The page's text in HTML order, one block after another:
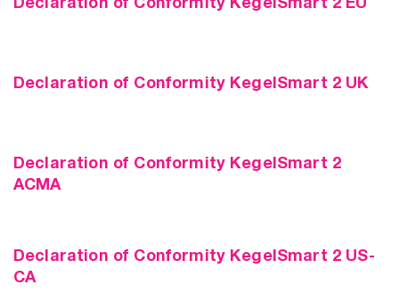
Declaration of Conformity KegelSmart 2 UK
Declaration of Conformity KegelSmart 2
ACMA
Declaration of Conformity KegelSmart 2 US-
CA